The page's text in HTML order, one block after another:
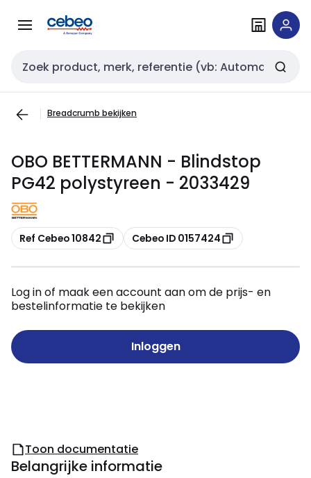
naar
naar
Zoekveld invoer
Breadcrumb bekijken
OBO BETTERMANN - Blindstop
PG42 polystyreen - 2033429
Kopiëren
Ref Cebeo 10842 Kopiëren
Cebeo ID 0157424
Log in of maak een account aan om de prijs- en
bestelinformatie te bekijken
Inloggen
Toon documentatie
Belangrijke informatie